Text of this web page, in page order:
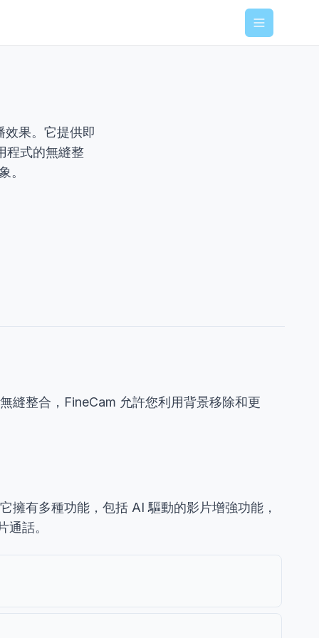
Menu
果。它提供即
程式的無縫整
。
縫整合，FineCam 允許您利用背景移除和更
擁有多種功能，包括 AI 驅動的影片增強功能，
話。